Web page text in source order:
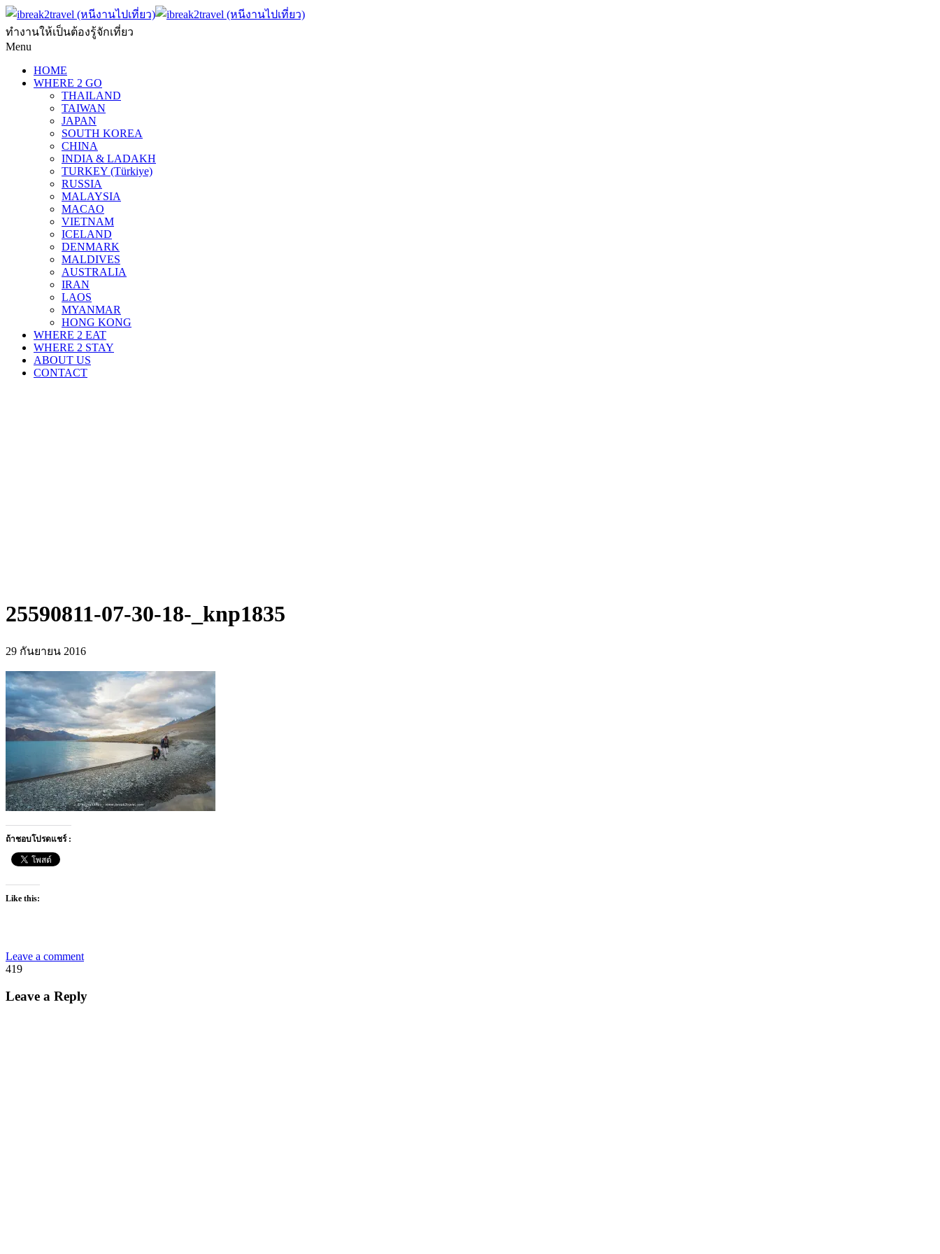
ทำงานให้เป็นต้องรู้จักเที่ยว
Menu
HOME
WHERE 2 GO
THAILAND
TAIWAN
JAPAN
SOUTH KOREA
CHINA
INDIA & LADAKH
TURKEY (Türkiye)
RUSSIA
MALAYSIA
MACAO
VIETNAM
ICELAND
DENMARK
MALDIVES
AUSTRALIA
IRAN
LAOS
MYANMAR
HONG KONG
WHERE 2 EAT
WHERE 2 STAY
ABOUT US
CONTACT
25590811-07-30-18-_knp1835
29 กันยายน 2016
ถ้าชอบโปรดแชร์ :
Like this:
Leave a comment
419
Leave a Reply